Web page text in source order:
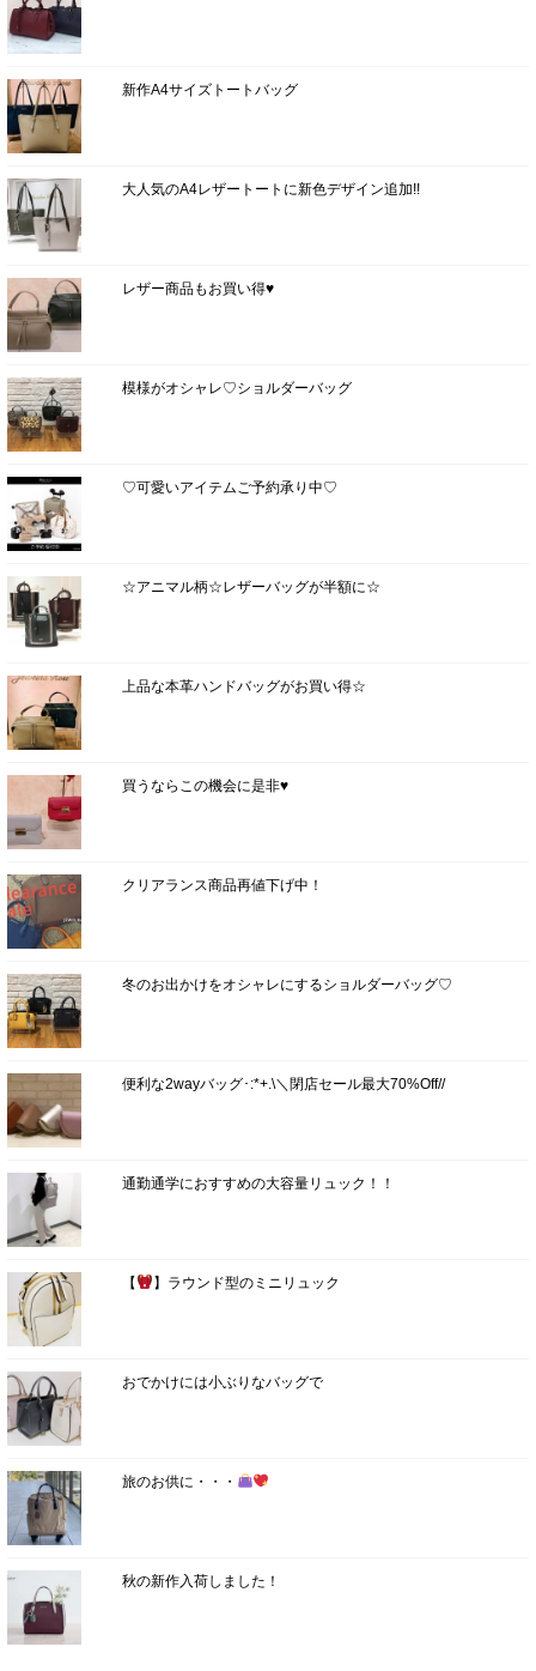
新作A4サイズトートバッグ
大人気のA4レザートートに新色デザイン追加!!
レザー商品もお買い得♥
模様がオシャレ♡ショルダーバッグ
♡可愛いアイテムご予約承り中♡
☆アニマル柄☆レザーバッグが半額に☆
上品な本革ハンドバッグがお買い得☆
買うならこの機会に是非♥
クリアランス商品再値下げ中！
冬のお出かけをオシャレにするショルダーバッグ♡
便利な2wayバッグ･:*+.\＼閉店セール最大70%Off//
通勤通学におすすめの大容量リュック！！
【 】ラウンド型のミニリュック
おでかけには小ぶりなバッグで
旅のお供に・・・
秋の新作入荷しました！